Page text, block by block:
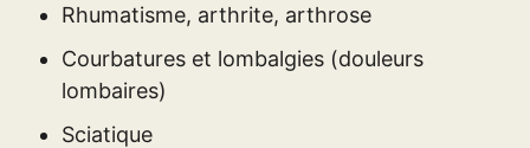
Rhumatisme, arthrite, arthrose
Courbatures et lombalgies (douleurs
lombaires)
Sciatique